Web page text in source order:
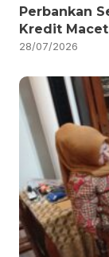
Perbankan
Kredit Macet
28/07/2026